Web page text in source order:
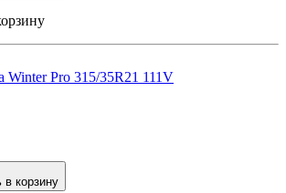
Winter Pro 315/35R21 111V
в корзину